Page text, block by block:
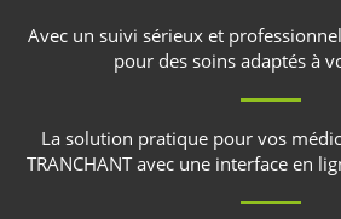
Avec un suivi sérieux et
pour des soins adaptés à
La solution pratique pour vos
TRANCHANTavec une interface en